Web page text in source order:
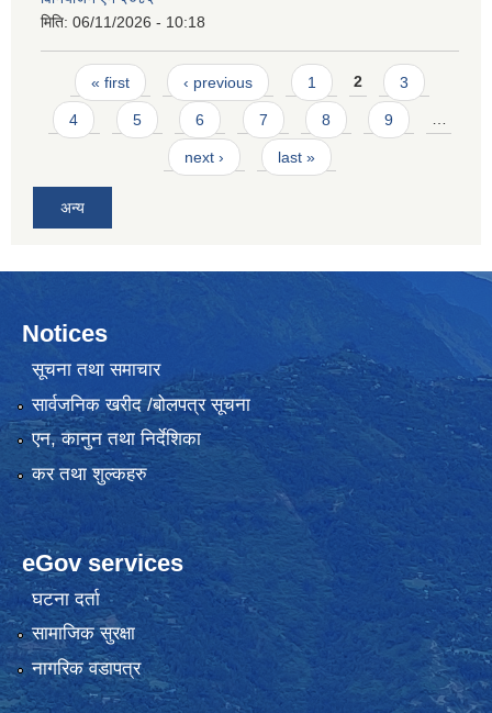
मिति: 06/11/2026 - 10:18
Pages
« first ‹ previous 1 2 3
4 5 6 7 8 9 …
next › last »
अन्य
Notices
सूचना तथा समाचार
सार्वजनिक खरीद /बोलपत्र सूचना
एन, कानुन तथा निर्देशिका
कर तथा शुल्कहरु
eGov services
घटना दर्ता
सामाजिक सुरक्षा
नागरिक वडापत्र